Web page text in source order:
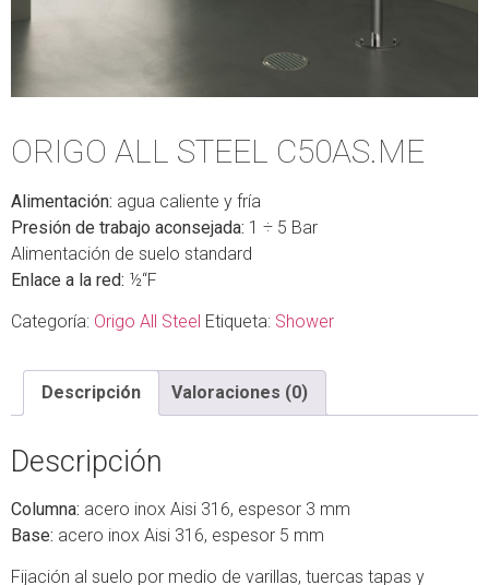
ORIGO ALL STEEL C50AS.ME
Alimentación: agua caliente y fría
Presión de trabajo aconsejada: 1 ÷ 5 Bar
Alimentación de suelo standard
Enlace a la red: ½“F
Categoría: Origo All Steel Etiqueta: Shower
Descripción Valoraciones (0)
Descripción
Columna: acero inox Aisi 316, espesor 3 mm
Base: acero inox Aisi 316, espesor 5 mm
Fijación al suelo por medio de varillas, tuercas tapas y